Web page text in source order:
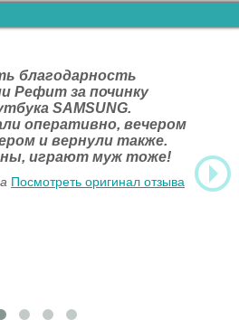
благодарность
Рефит за починку
SAMSUNG.
оперативно, вечером
и вернули также.
играют муж тоже!
Посмотреть оригинал отзыва